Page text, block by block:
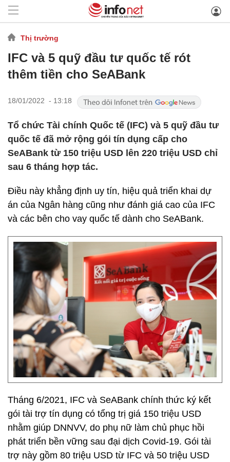
Thị trường
IFC và 5 quỹ đầu tư quốc tế rót
thêm tiền cho SeABank
18/01/2022 - 13:18
Tổ chức Tài chính Quốc tế (IFC) và 5 quỹ đầu tư
quốc tế đã mở rộng gói tín dụng cấp cho
SeABank từ 150 triệu USD lên 220 triệu USD chỉ
sau 6 tháng hợp tác.
Điều này khẳng định uy tín, hiệu quả triển khai dự
án của Ngân hàng cũng như đánh giá cao của IFC
và các bên cho vay quốc tế dành cho SeABank.
Tháng 6/2021, IFC và SeABank chính thức ký kết
gói tài trợ tín dụng có tổng trị giá 150 triệu USD
nhằm giúp DNNVV, do phụ nữ làm chủ phục hồi
phát triển bền vững sau đại dịch Covid-19. Gói tài
trợ này gồm 80 triệu USD từ IFC và 50 triệu USD